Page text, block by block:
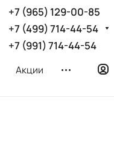
+7 (965) 129-00-85
+7 (499) 714-44-54
+7 (991) 714-44-54
Акции